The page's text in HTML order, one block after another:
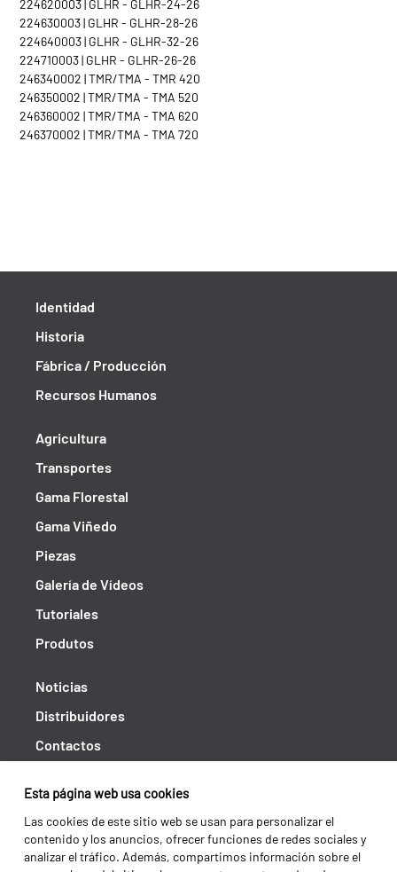
Esta página web usa cookies
Las cookies de este sitio web se usan para personalizar el
contenido y los anuncios, ofrecer funciones de redes sociales y
analizar el tráfico. Además, compartimos información sobre el
224620003 | GLHR - GLHR-24-26
224630003 | GLHR - GLHR-28-26
224640003 | GLHR - GLHR-32-26
224710003 | GLHR - GLHR-26-26
246340002 | TMR/TMA - TMR 420
246350002 | TMR/TMA - TMA 520
246360002 | TMR/TMA - TMA 620
246370002 | TMR/TMA - TMA 720
Identidad
Historia
Fábrica / Producción
Recursos Humanos
Agricultura
Transportes
Gama Florestal
Gama Viñedo
Piezas
Galería de Vídeos
Tutoriales
Produtos
Noticias
Distribuidores
Contactos
Shipping returns
Política de privacidad
Términos y condiciones